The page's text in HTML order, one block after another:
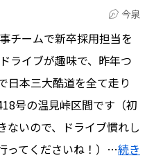
今泉
チームで新卒採用担当を
ライブが趣味で、昨年つ
日本三大酷道を全て走り
号の温見峠区間です（初
ないので、ドライブ慣れし
ってくださいね！）…続き